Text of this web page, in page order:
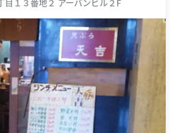
目１３番地２ アーバンビル２F